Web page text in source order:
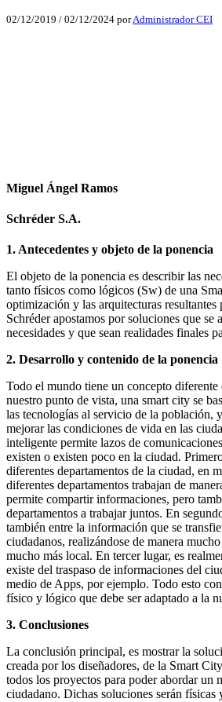
02/12/2019 / 02/12/2024 porAdministrador CEI
Miguel Ángel Ramos
Schréder S.A.
1. Antecedentes y objeto de la ponencia
El objeto de la ponencia es describir las
tanto físicos como lógicos (Sw) de una
optimización y las arquitecturas resultantes
Schréder apostamos por soluciones que se
necesidades y que sean realidades finales
2. Desarrollo y contenido de la ponencia
Todo el mundo tiene un concepto diferente
nuestro punto de vista, una smart city se
las tecnologías al servicio de la población,
mejorar las condiciones de vida en las
inteligente permite lazos de
existen o existen poco en la ciudad.
diferentes departamentos de la ciudad, en
diferentes departamentos trabajan de
permite compartir informaciones, pero
departamentos a trabajar juntos. En
también entre la información que se
ciudadanos, realizándose de manera
mucho más local. En tercer lugar, es
existe del traspaso de informaciones del
medio de Apps, por ejemplo. Todo esto
físico y lógico que debe ser adaptado a la
3. Conclusiones
La conclusión principal, es mostrar la
creada por los diseñadores, de la Smart
todos los proyectos para poder abordar un
ciudadano. Dichas soluciones serán